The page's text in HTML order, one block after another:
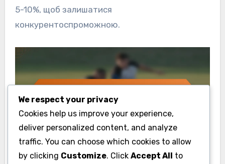
5-10%, щоб залишатися
конкурентоспроможною.
We respect your privacy
Cookies help us improve your experience,
deliver personalized content, and analyze
traffic. You can choose which cookies to allow
by clicking Customize. Click Accept All to